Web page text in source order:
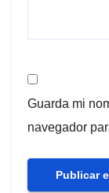
Guarda mi
navegador